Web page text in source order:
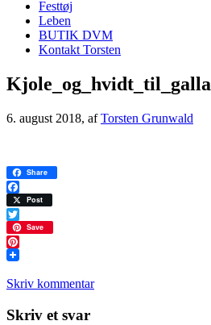
Festtøj
Leben
BUTIK DVM
Kontakt Torsten
Kjole_og_hvidt_til_galla
6. august 2018, afTorsten Grunwald
Share
Facebook
Post
Twitter
Save
Pinterest
Skriv kommentar
Læserinteraktioner
Skriv et svar